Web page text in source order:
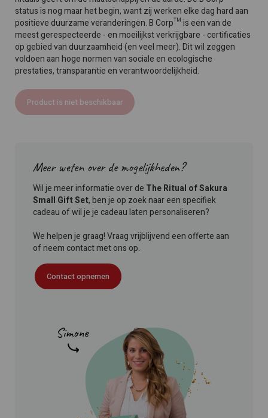
status is nog maar het begin, want zij werken elke dag hard aan
positieve duurzame veranderingen. B Corp™ is een van de
meest gerespecteerde - en moeilijkst verkrijgbare - certificaties
op gebied van duurzaamheid (en veel meer). Dit wil zeggen
voldoen aan hoge normen van sociale en ecologische
prestaties, transparantie en verantwoordelijkheid.
Product is niet beschikbaar
Meer weten over de mogelijkheden?
Wil je meer informatie over de The Ritual of Sakura
Small Gift Set, ben je op zoek naar een specifiek
cadeau of wil je je cadeau laten personaliseren?
We helpen je graag! Vraag vrijblijvend een offerte aan
of neem contact met ons op.
Contact opnemen